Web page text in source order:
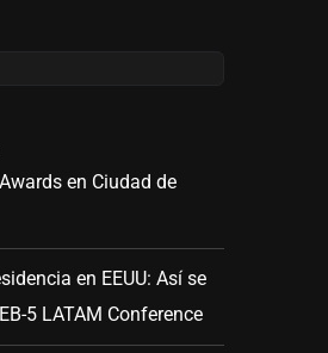
en Ciudad de
en EEUU: Así se
5 LATAM Conference